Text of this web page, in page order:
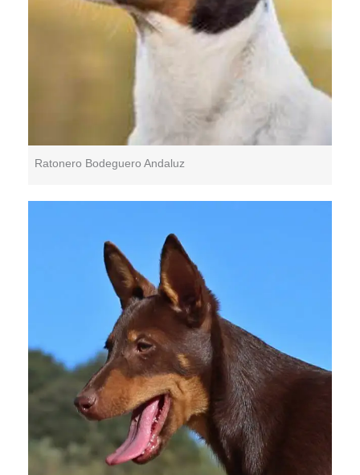
Ratonero Bodeguero Andaluz